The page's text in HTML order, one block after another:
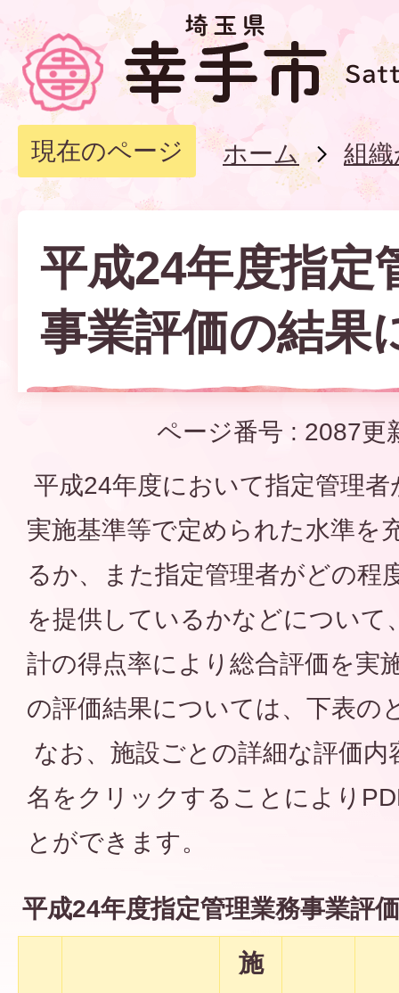
現在のページ ホーム 組
平成24年度指定
事業評価の結果
ページ番号 : 2087更
平成24年度において指定管理
実施基準等で定められた水準を
るか、また指定管理者がどの程
を提供しているかなどについて
計の得点率により総合評価を実
の評価結果については、下表の
なお、施設ごとの詳細な評価
名をクリックすることにより
とができます。
平成24年度指定管理業務事業評
施